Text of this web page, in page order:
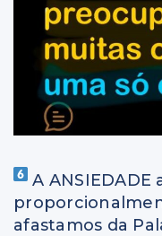
A ANSIEDADE
afastamos da